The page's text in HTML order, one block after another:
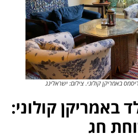
באמריקן קולוני. צילום: ישראלינג
באמריקן קולוני:
חג